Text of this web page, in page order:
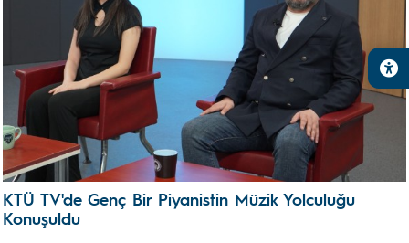
KTÜ TV'de Genç Bir Piyanistin Müzik Yolculuğu
Konuşuldu